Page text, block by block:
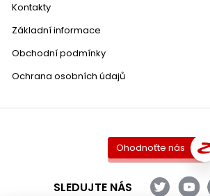
Kontakty
Základní informace
Obchodní podmínky
Ochrana osobních údajů
Ohodnoťte nás
SLEDUJTE NÁS